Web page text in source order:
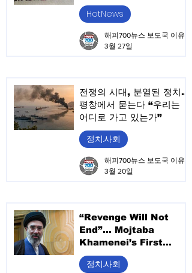
HotNews
3월 27일
전쟁의 시대, 분열된 정치…
평창에서 묻는다 “우리는
어디로 가고 있는가”
정치.사회
3월 20일
“Revenge Will Not
End”... Mojtaba
Khamenei’s First
Message Signals
Prolonged Middle East
정치.사회